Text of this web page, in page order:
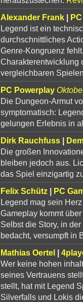
Alexander Frank|
Legend ist ein
durchschnittliches
Genre-Kongruenz
Charakterentwicklung
vergleichbaren
PC Powerplay
Die Dungeon-Armut
symptomatisch:
gelungen Erlebnis in
Dirk Rauchfuss|
Die großen
bleiben jedoch aus.
das Spiel einzigartig
Felix Schütz | PC
Legend mag sein
Gameplay kommt
Selbst die Story, in
bedacht, versumpft in
Mathias Oertel|
Wer keine hohen
seines Vertrauens
stellt, hat mit Legend
Silverfalls und Lokis